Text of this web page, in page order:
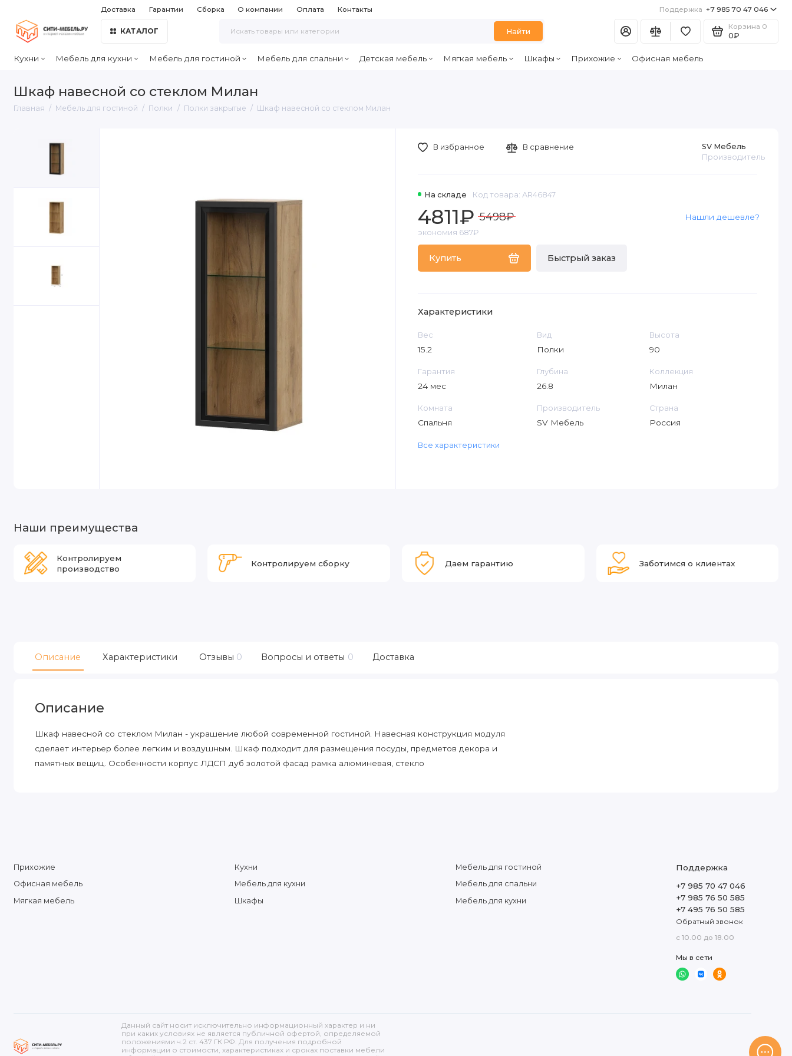
Доставка Гарантии Сборка О компании Оплата Контакты Поддержка +7 985 70 47 046
КАТАЛОГ Найти
Корзина 0
0₽
Кухни Мебель для кухни Мебель для гостиной Мебель для спальни Детская мебель Мягкая мебель Шкафы Прихожие Офисная мебель
Шкаф навесной со стеклом Милан
Главная Мебель для гостиной Полки Полки закрытые Шкаф навесной со стеклом Милан
На складе Код товара: AR46847
SV Мебель
Производитель
4811₽ 5498₽
экономия 687₽
Купить Быстрый заказ
Нашли дешевле?
В избранное В сравнение
Характеристики
Вес
15.2
Вид
Полки
Высота
90
Гарантия
24 мес
Глубина
26.8
Коллекция
Милан
Комната
Спальня
Производитель
SV Мебель
Страна
Россия
Все характеристики
Наши преимущества
Контролируем
производство
Контролируем сборку Даем гарантию Заботимся о клиентах
Описание Характеристики Отзывы 0 Вопросы и ответы 0 Доставка
Описание
Шкаф навесной со стеклом Милан - украшение любой современной гостиной. Навесная конструкция модуля
сделает интерьер более легким и воздушным. Шкаф подходит для размещения посуды, предметов декора и
памятных вещиц. Особенности корпус ЛДСП дуб золотой фасад рамка алюминевая, стекло
Прихожие
Офисная мебель
Мягкая мебель
Кухни
Мебель для кухни
Шкафы
Мебель для гостиной
Мебель для спальни
Мебель для кухни
Поддержка
+7 985 70 47 046
+7 985 76 50 585
+7 495 76 50 585
Обратный звонок
с 10.00 до 18.00
Мы в сети
Данный сайт носит исключительно информационный характер и ни
при каких условиях не является публичной офертой, определяемой
положениями ч.2 ст. 437 ГК РФ. Для получения подробной
информации о стоимости, характеристиках и сроках поставки мебели